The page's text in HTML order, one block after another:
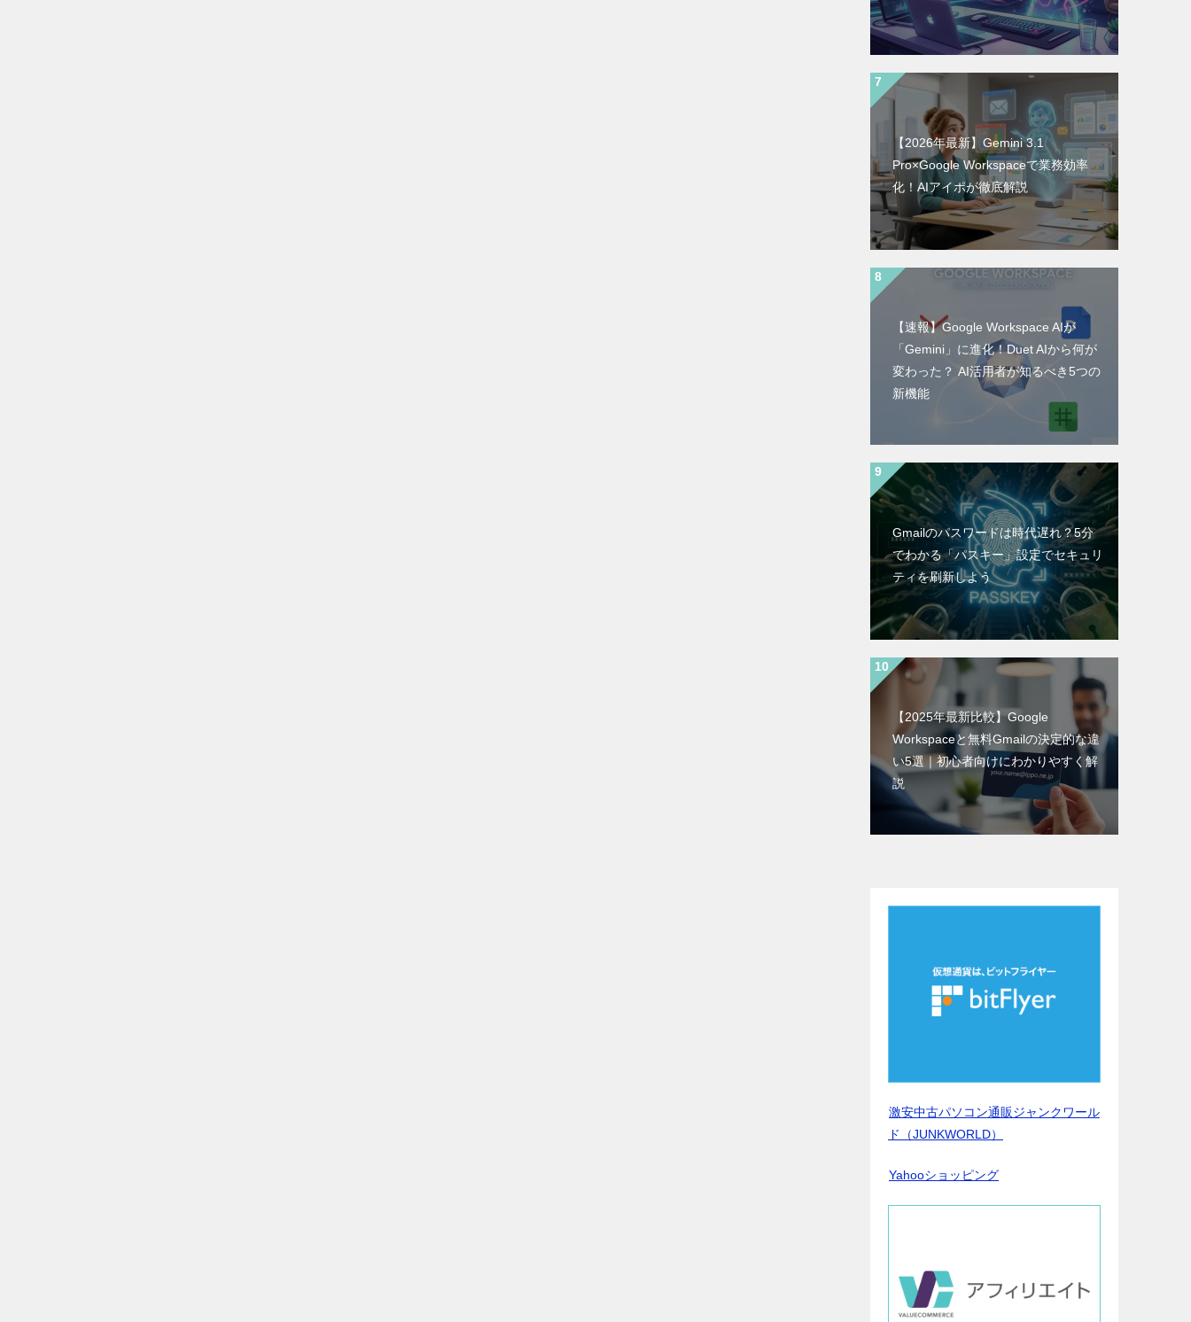
【2026年最新】Gemini 3.1
Pro×Google Workspaceで業務効率
化！AIアイポが徹底解説
【速報】Google Workspace AIが
「Gemini」に進化！Duet AIから何が
変わった？ AI活用者が知るべき5つの
新機能
Gmailのパスワードは時代遅れ？5分
でわかる「パスキー」設定でセキュリ
ティを刷新しよう
【2025年最新比較】Google
Workspaceと無料Gmailの決定的な違
い5選｜初心者向けにわかりやすく解
説
激安中古パソコン通販ジャンクワール
ド（JUNKWORLD）
Yahooショッピング